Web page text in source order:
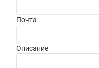
Почта
Описание